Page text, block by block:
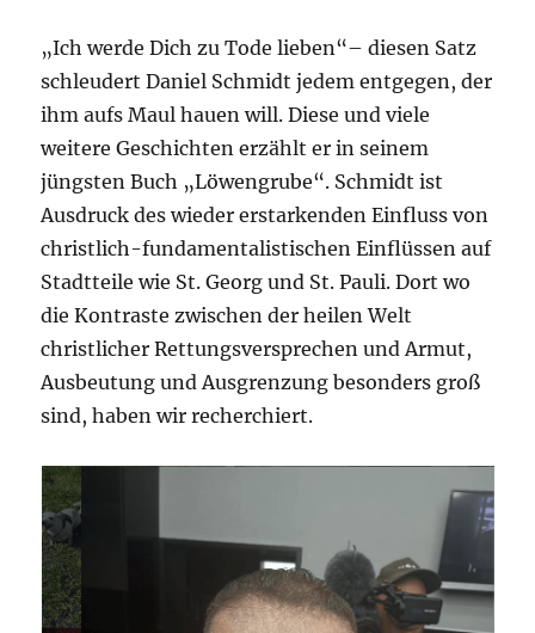
„Ich werde Dich zu Tode lieben“– diesen Satz
schleudert Daniel Schmidt jedem entgegen, der
ihm aufs Maul hauen will. Diese und viele
weitere Geschichten erzählt er in seinem
jüngsten Buch „Löwengrube“. Schmidt ist
Ausdruck des wieder erstarkenden Einfluss von
christlich-fundamentalistischen Einflüssen auf
Stadtteile wie St. Georg und St. Pauli. Dort wo
die Kontraste zwischen der heilen Welt
christlicher Rettungsversprechen und Armut,
Ausbeutung und Ausgrenzung besonders groß
sind, haben wir recherchiert.